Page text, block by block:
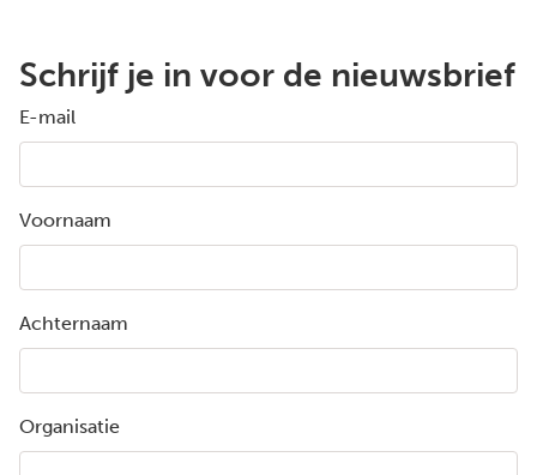
Schrijf je in voor de nieuwsbrief
E-mail
Voornaam
Achternaam
Organisatie